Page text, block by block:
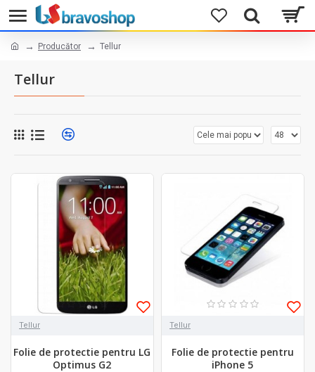
Producător Tellur
Tellur
Tellur
Folie de protectie pentru LG
Optimus G2
Tellur
Folie de protectie pentru
iPhone 5